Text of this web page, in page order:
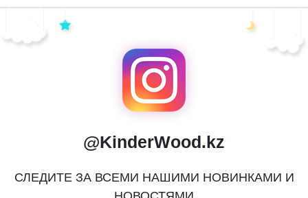
@KinderWood.kz
СЛЕДИТЕ ЗА ВСЕМИ НАШИМИ НОВИНКАМИ И